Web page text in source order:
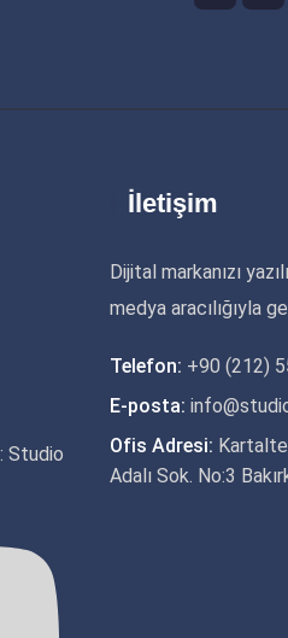
Studio
İletişim
Dijital markanızı
medya aracılığıyla
Telefon: +90 (212)
E-posta:
Ofis Adresi:
Adalı Sok. No:3